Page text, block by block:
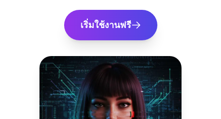
เริ่มใช้งานฟรี